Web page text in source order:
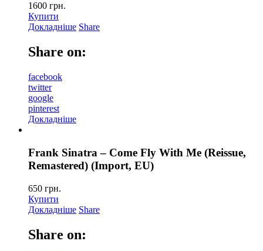
1600 грн.
Купити
Докладніше Share
Share on:
facebook
twitter
google
pinterest
Докладніше
Frank Sinatra – Come Fly With Me (Reissue,
Remastered) (Import, EU)
650 грн.
Купити
Докладніше Share
Share on: